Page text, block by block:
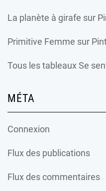
La planète à girafe sur
Primitive Femme sur
Tous les tableaux Se
MÉTA
Connexion
Flux des publications
Flux des commentaires